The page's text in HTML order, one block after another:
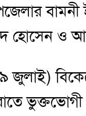
হোসেন ও
ভুক্তভোগী